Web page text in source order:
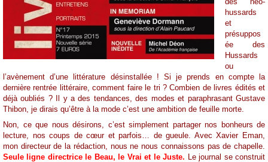
hussards
et
présuppos
ée des
Hussards
ou
l’avènement d’une littérature désinstallée ! Si je prends en compte la
dernière rentrée littéraire, comment faire le tri ? Combien de livres édités et
déjà oubliés ? Il y a des tendances, des modes et paraphrasant Gustave
Thibon, je dirais qu’être à la mode c’est une ambition de feuille morte.
Non, ce que nous désirons, c’est simplement partager nos bonheurs de
lecture, nos coups de cœur et parfois… de gueule. Avec Xavier Eman,
mon directeur de la rédaction, nous ne nous connaissons pas de chapelle.
Seule ligne directrice le Beau, le Vrai et le Juste.
Le journal se construit